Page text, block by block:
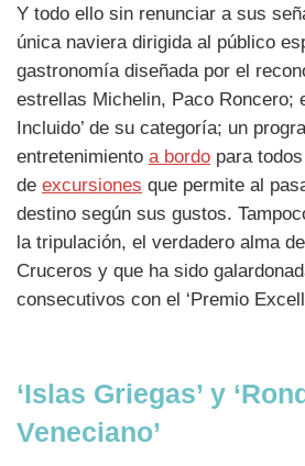
Y todo ello sin renunciar a sus
única naviera dirigida al público
gastronomía diseñada por el
estrellas Michelin, Paco Roncero;
Incluido’ de su categoría; un
entretenimiento a bordo para
de excursiones que permite al
destino según sus gustos.
la tripulación, el verdadero alma
Cruceros y que ha sido
consecutivos con el ‘Premio
‘Islas Griegas’ y
Veneciano’